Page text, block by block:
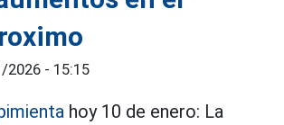
2026 - 15:15
hoy 10 de enero: La